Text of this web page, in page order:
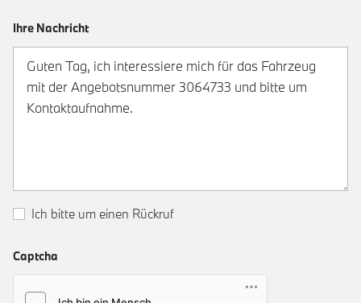
Ihre Nachricht
Ich bitte um einen Rückruf
Captcha